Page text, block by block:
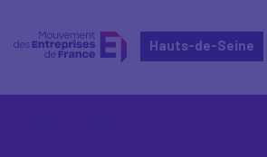
Hauts-de-Seine